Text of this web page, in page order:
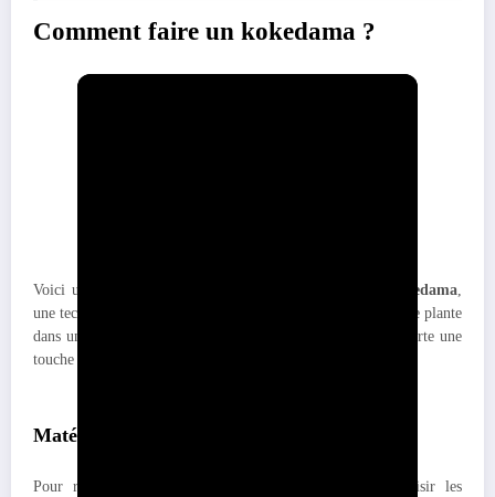
Comment faire un kokedama ?
Voici un guide complet pour apprendre à réaliser un kokedama,
une technique japonaise décorative qui consiste à cultiver une plante
dans une boule de mousse et de substrat. Cette création apporte une
touche naturelle et zen à votre intérieur ou votre jardin.
Matériaux pour réaliser un kokedama
Pour réussir un kokedama, il est essentiel de bien choisir les